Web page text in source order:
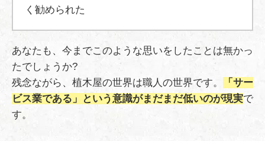
く勧められた
あなたも、今までこのような思いをしたことは無かっ
たでしょうか?
残念ながら、植木屋の世界は職人の世界です。
「サー
ビス業である」という意識がまだまだ低いのが現実で
す。